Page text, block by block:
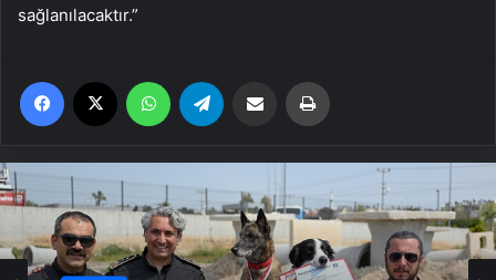
sağlanılacaktır.”
Facebook WhatsApp Email'den paylaş